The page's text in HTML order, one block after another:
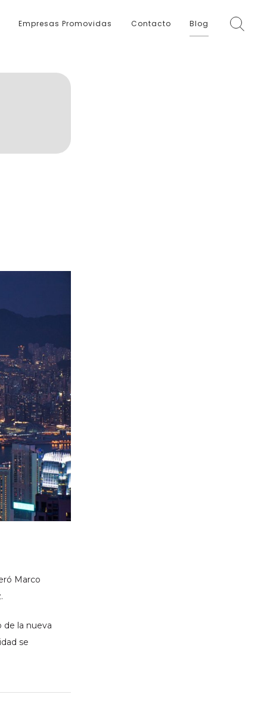
Empresas Promovidas Contacto Blog
Marco
de la nueva
se